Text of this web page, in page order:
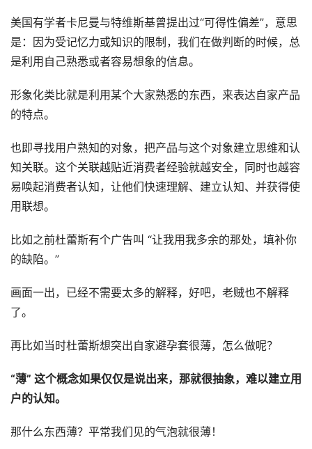
美国有学者卡尼曼与特维斯基曾提出过“可得性偏差”，意思
是：因为受记忆力或知识的限制，我们在做判断的时候，总
是利用自己熟悉或者容易想象的信息。
形象化类比就是利用某个大家熟悉的东西，来表达自家产品
的特点。
也即寻找用户熟知的对象，把产品与这个对象建立思维和认
知关联。这个关联越贴近消费者经验就越安全，同时也越容
易唤起消费者认知，让他们快速理解、建立认知、并获得使
用联想。
比如之前杜蕾斯有个广告叫 “让我用我多余的那处，填补你
的缺陷。”
画面一出，已经不需要太多的解释，好吧，老贼也不解释
了。
再比如当时杜蕾斯想突出自家避孕套很薄，怎么做呢？
“薄” 这个概念如果仅仅是说出来，那就很抽象，难以建立用
户的认知。
那什么东西薄？平常我们见的气泡就很薄！